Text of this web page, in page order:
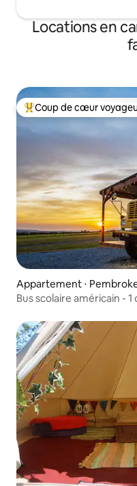
Locations en
Coups de cœur
Coup de cœur
Appartement ⋅
Bus scolaire américain -